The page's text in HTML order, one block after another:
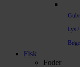
Lys
Fisk
Foder